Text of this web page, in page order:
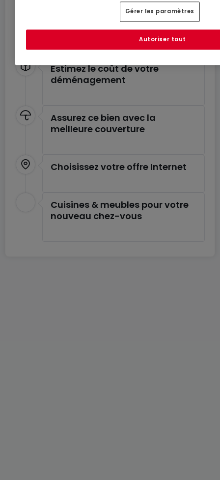
Profitez de ces services pour un déménagement
Estimez le coût de votre
déménagement
Assurez ce bien avec la
meilleure couverture
Choisissez votre offre Internet
Cuisines & meubles pour votre
nouveau chez-vous
Gérer les paramètres
Autoriser tout